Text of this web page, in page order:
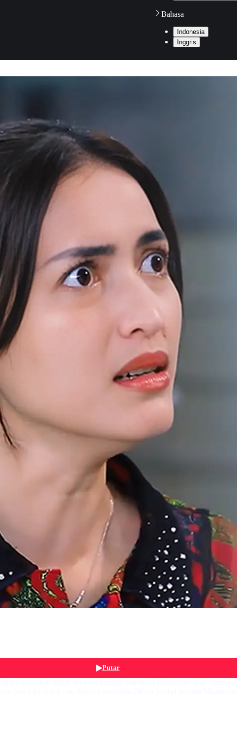
Bahasa
Indonesia
Inggris
Putar